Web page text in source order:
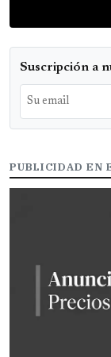
Suscripción a
PUBLICIDAD EN